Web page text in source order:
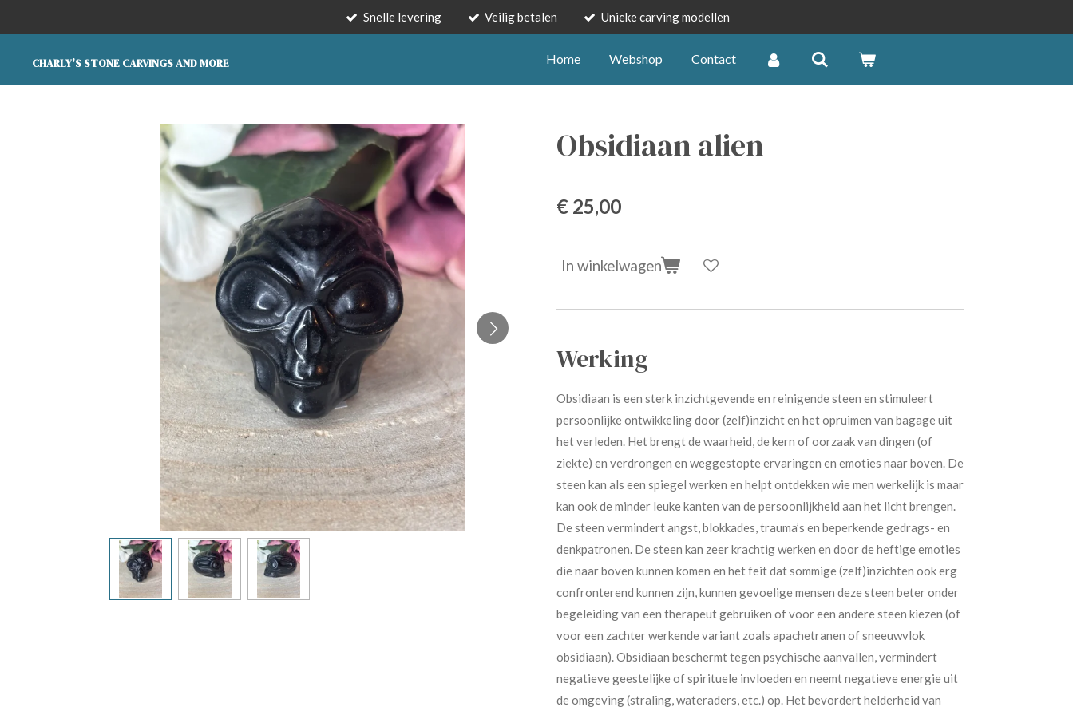
de
Snelle levering Veilig betalen Unieke carving modellen
CHARLY'S STONE CARVINGS AND MORE Home Webshop Contact
Obsidiaan alien
€ 25,00
In winkelwagen
Werking
Obsidiaan is een sterk inzichtgevende en reinigende steen en stimuleert
persoonlijke ontwikkeling door (zelf)inzicht en het opruimen van bagage uit
het verleden. Het brengt de waarheid, de kern of oorzaak van dingen (of
ziekte) en verdrongen en weggestopte ervaringen en emoties naar boven. De
steen kan als een spiegel werken en helpt ontdekken wie men werkelijk is maar
kan ook de minder leuke kanten van de persoonlijkheid aan het licht brengen.
De steen vermindert angst, blokkades, trauma’s en beperkende gedrags- en
denkpatronen. De steen kan zeer krachtig werken en door de heftige emoties
die naar boven kunnen komen en het feit dat sommige (zelf)inzichten ook erg
confronterend kunnen zijn, kunnen gevoelige mensen deze steen beter onder
begeleiding van een therapeut gebruiken of voor een andere steen kiezen (of
voor een zachter werkende variant zoals apachetranen of sneeuwvlok
obsidiaan). Obsidiaan beschermt tegen psychische aanvallen, vermindert
negatieve geestelijke of spirituele invloeden en neemt negatieve energie uit
de omgeving (straling, wateraders, etc.) op. Het bevordert helderheid van